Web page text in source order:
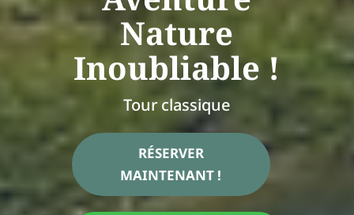
Nature
Inoubliable !
Tour classique
RÉSERVER
MAINTENANT !